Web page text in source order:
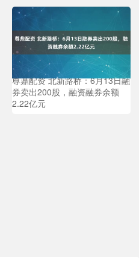
尊鼎配资 北新路桥：6月13日融
券卖出200股，融资融券余额
2.22亿元